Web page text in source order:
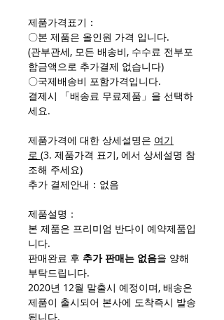
제품가격표기：
〇본 제품은 올인원 가격 입니다.
(관부관세, 모든 배송비, 수수료 전부포
함금액으로 추가결제 없습니다)
〇국제배송비 포함가격입니다.
결제시 「배송료 무료제품」을 선택하
세요.
제품가격에 대한 상세설명은 여기
로 (3. 제품가격 표기, 에서 상세설명 참
조해 주세요)
추가 결제안내：없음
제품설명：
본 제품은 프리미엄 반다이 예약제품입
니다.
판매완료 후 추가 판매는 없음을 양해
부탁드립니다.
2020년 12월 말출시 예정이며, 배송은
제품이 출시되어 본사에 도착즉시 발송
됩니다.